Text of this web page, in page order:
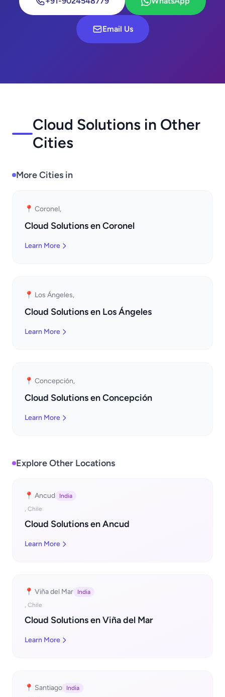
Email Us
Cloud Solutions in Other
Cities
More Cities in
📍 Coronel,
Cloud Solutions en Coronel
Learn More
📍 Los Ángeles,
Cloud Solutions en Los Ángeles
Learn More
📍 Concepción,
Cloud Solutions en Concepción
Learn More
Explore Other Locations
📍 Ancud
India
, Chile
Cloud Solutions en Ancud
Learn More
📍 Viña del Mar
India
, Chile
Cloud Solutions en Viña del Mar
Learn More
📍 Santiago
India